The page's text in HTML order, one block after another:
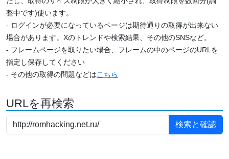
整中です)使います。
- ログインが必要になっているページは期待通りの取得が出来ない
場合があります。Xのトレンドや検索結果、その他のSNSなど。
- フレームページを取りたい場合、フレームの中のページのURLを
指定し保存してください
- その他の取得の問題などはこちら
URLを再検索